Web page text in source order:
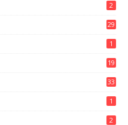
2
29
1
19
33
1
2